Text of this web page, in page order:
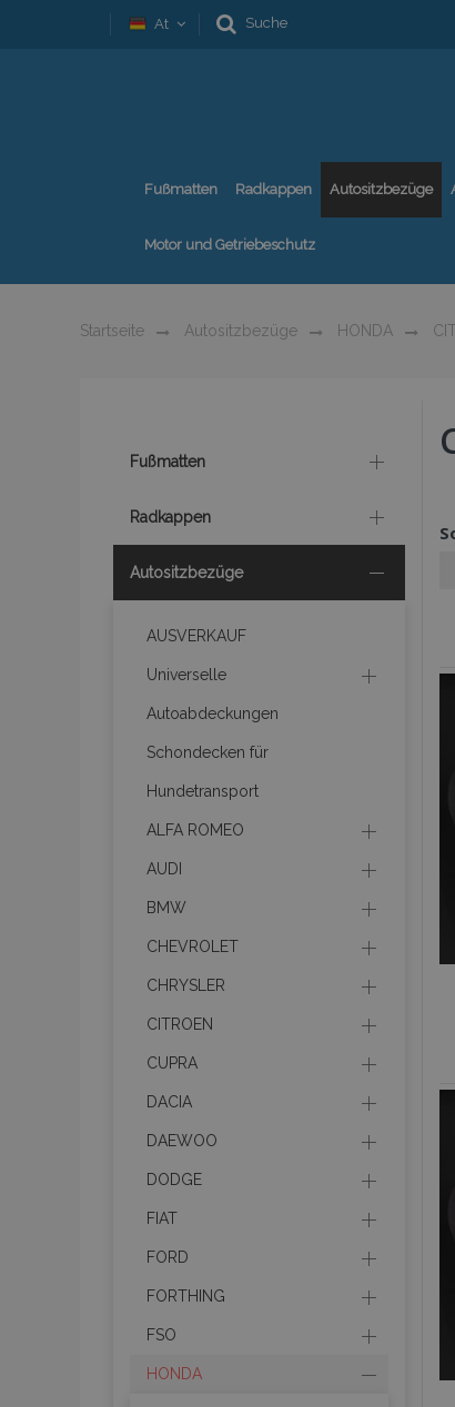
At Suche
Fußmatten Radkappen Autositzbezüge
Motor und Getriebeschutz
Startseite Autositzbezüge HONDA
Fußmatten
Radkappen
Autositzbezüge
AUSVERKAUF
Universelle
Autoabdeckungen
Schondecken für
Hundetransport
ALFA ROMEO
AUDI
BMW
CHEVROLET
CHRYSLER
CITROEN
CUPRA
DACIA
DAEWOO
DODGE
FIAT
FORD
FORTHING
FSO
HONDA